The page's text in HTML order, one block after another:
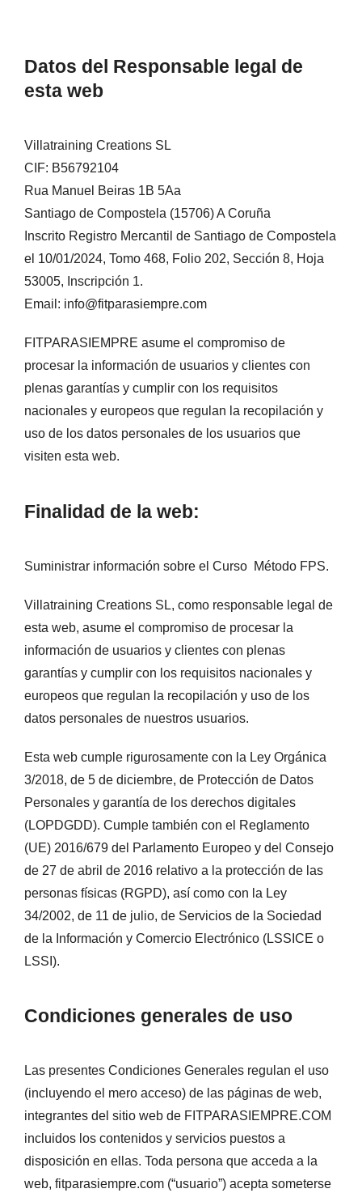
Datos del Responsable legal de
esta web
Villatraining Creations SL
CIF: B56792104
Rua Manuel Beiras 1B 5Aa
Santiago de Compostela (15706) A Coruña
Inscrito Registro Mercantil de Santiago de Compostela
el 10/01/2024, Tomo 468, Folio 202, Sección 8, Hoja
53005, Inscripción 1.
Email: info@fitparasiempre.com
FITPARASIEMPRE asume el compromiso de
procesar la información de usuarios y clientes con
plenas garantías y cumplir con los requisitos
nacionales y europeos que regulan la recopilación y
uso de los datos personales de los usuarios que
visiten esta web.
Finalidad de la web:
Suministrar información sobre el Curso Método FPS.
Villatraining Creations SL, como responsable legal de
esta web, asume el compromiso de procesar la
información de usuarios y clientes con plenas
garantías y cumplir con los requisitos nacionales y
europeos que regulan la recopilación y uso de los
datos personales de nuestros usuarios.
Esta web cumple rigurosamente con la Ley Orgánica
3/2018, de 5 de diciembre, de Protección de Datos
Personales y garantía de los derechos digitales
(LOPDGDD). Cumple también con el Reglamento
(UE) 2016/679 del Parlamento Europeo y del Consejo
de 27 de abril de 2016 relativo a la protección de las
personas físicas (RGPD), así como con la Ley
34/2002, de 11 de julio, de Servicios de la Sociedad
de la Información y Comercio Electrónico (LSSICE o
LSSI).
Condiciones generales de uso
Las presentes Condiciones Generales regulan el uso
(incluyendo el mero acceso) de las páginas de web,
integrantes del sitio web de FITPARASIEMPRE.COM
incluidos los contenidos y servicios puestos a
disposición en ellas. Toda persona que acceda a la
web, fitparasiempre.com (“usuario”) acepta someterse